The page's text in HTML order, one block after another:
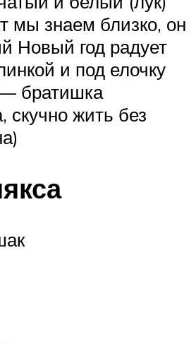
мы знаем близко, он
Новый год радует
и под елочку
братишка
скучно жить без